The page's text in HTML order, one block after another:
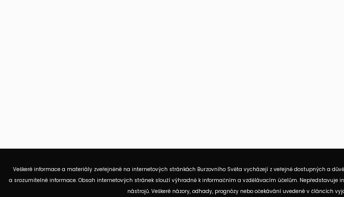
Veškeré informace a materiály zveřejněné na internetových stránkách Burzovního Světa vycházejí z veřejně dostupných a
a srozumitelné informace. Obsah internetových stránek slouží výhradně k informačním a vzdělávacím účelům.
nástrojů. Veškeré názory, odhady, prognózy nebo očekávání uvedené v článcích